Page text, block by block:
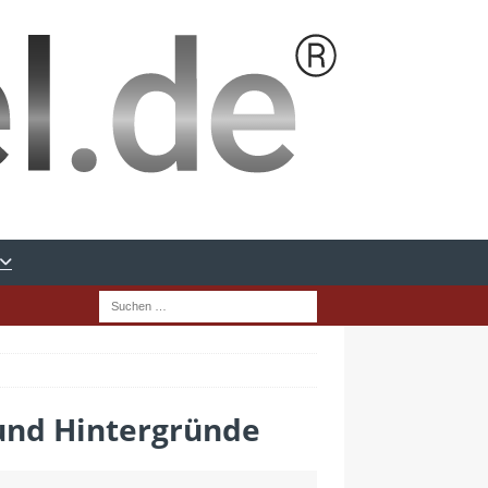
Hintergründe